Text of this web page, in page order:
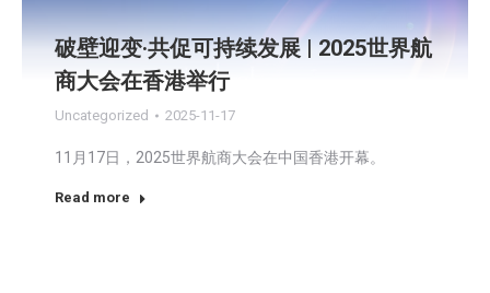
破壁迎变·共促可持续发展 | 2025世界航
商大会在香港举行
Uncategorized 2025-11-17
11月17日，2025世界航商大会在中国香港开幕。
Read more